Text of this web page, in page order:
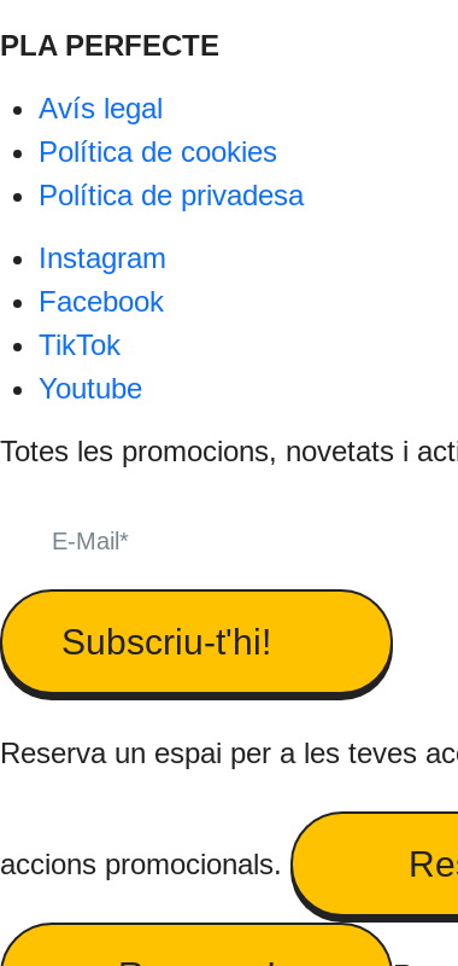
PLA PERFECTE
Avís legal
Política de cookies
Política de privadesa
Instagram
Facebook
TikTok
Youtube
Totes les promocions, novetats i
Subscriu-t'hi!
Reserva un espai per a les teves
accions promocionals.